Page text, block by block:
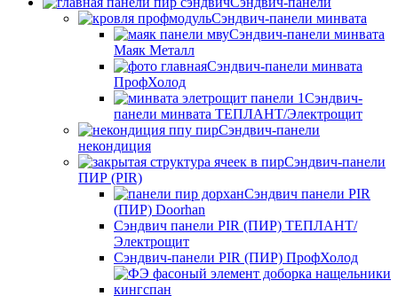
Сэндвич-панели минвата
Сэндвич-панели минвата
Маяк Металл
Сэндвич-панели минвата
ПрофХолод
Сэндвич-
панели минвата ТЕПЛАНТ/Электрощит
Сэндвич-панели
некондиция
Сэндвич-панели
ПИР (PIR)
Сэндвич панели PIR
(ПИР) Doorhan
Сэндвич панели PIR (ПИР) ТЕПЛАНТ/
Электрощит
Сэндвич-панели PIR (ПИР) ПрофХолод